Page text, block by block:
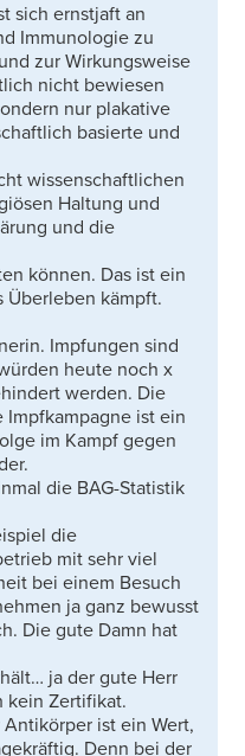
sich ernstjaft an
Immunologie zu
zur Wirkungsweise
nicht bewiesen
nur plakative
basierte und
wissenschaftlichen
Haltung und
und die
können. Das ist ein
Überleben kämpft.
Impfungen sind
heute noch x
werden. Die
ist ein
im Kampf gegen
die BAG-Statistik
die
mit sehr viel
bei einem Besuch
ja ganz bewusst
Die gute Damn hat
ja der gute Herr
kein Zertifikat.
ist ein Wert,
Denn bei der